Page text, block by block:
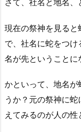
現在の祭神を見る
で、社名に蛇をつ
名が先ということに
かといって、地名が
うか？元の祭神に
えてみるのが人の性